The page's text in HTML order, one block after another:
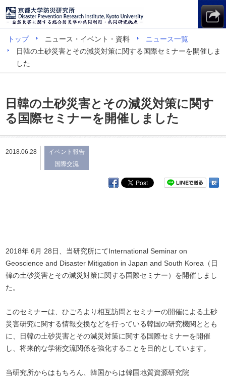
トップ ニュース・イベント・資料
ニュース一覧
日韓の土砂災害とその減災対策に関する国際セミナーを開催しま
した
日韓の土砂災害とその減災対策に関す
る国際セミナーを開催しました
2018.06.28
イベント報告
国際交流
2018年 6月 28日、当研究所にてInternational Seminar on
Geoscience and Disaster Mitigation in Japan and South Korea（日
韓の土砂災害とその減災対策に関する国際セミナー）を開催しまし
た。
このセミナーは、ひごろより相互訪問とセミナーの開催による土砂
災害研究に関する情報交換などを行っている韓国の研究機関ととも
に、日韓の土砂災害とその減災対策に関する国際セミナーを開催
し、将来的な学術交流関係を強化することを目的としています。
当研究所からはもちろん、韓国からは韓国地質資源研究院